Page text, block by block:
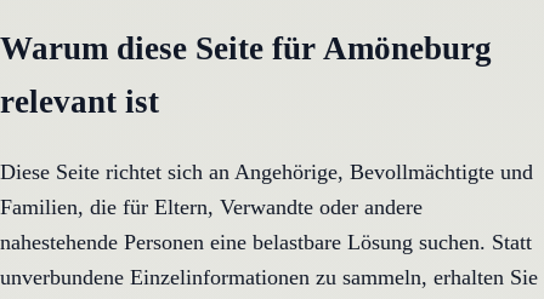
Warum diese Seite für Amöneburg
relevant ist
Diese Seite richtet sich an Angehörige, Bevollmächtigte und
Familien, die für Eltern, Verwandte oder andere
nahestehende Personen eine belastbare Lösung suchen. Statt
unverbundene Einzelinformationen zu sammeln, erhalten Sie